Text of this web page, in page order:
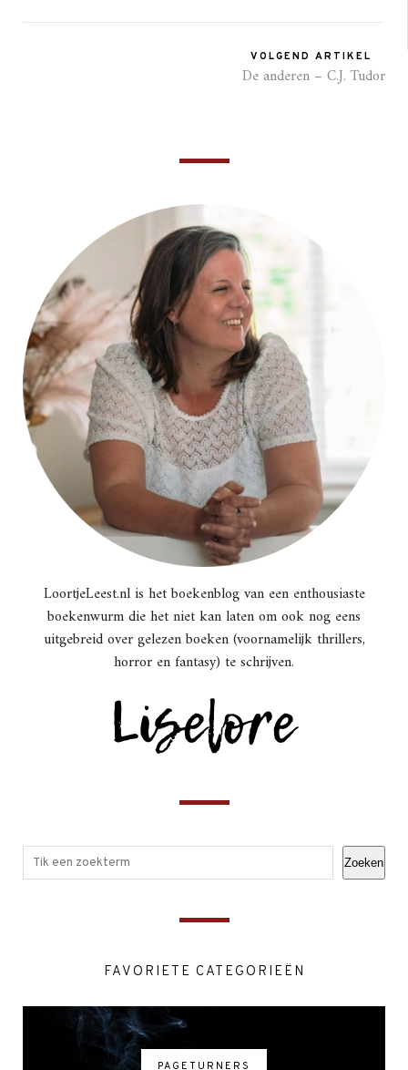
VOLGEND ARTIKEL
De anderen – C.J. Tudor
LoortjeLeest.nl is het boekenblog van een enthousiaste
boekenwurm die het niet kan laten om ook nog eens
uitgebreid over gelezen boeken (voornamelijk thrillers,
horror en fantasy) te schrijven.
Zoeken
FAVORIETE CATEGORIEËN
PAGETURNERS